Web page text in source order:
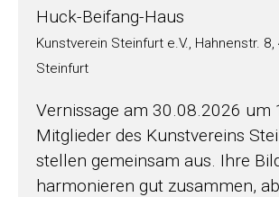
Huck-Beifang-Haus
Kunstverein Steinfurt e.V., Hahnenstr.
Steinfurt
Vernissage am 30.08.2026 um
Mitglieder des Kunstvereins
stellen gemeinsam aus. Ihre
harmonieren gut zusammen,